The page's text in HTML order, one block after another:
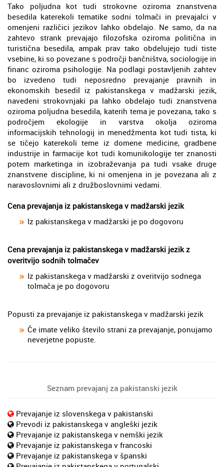
Tako poljudna kot tudi strokovne oziroma znanstvena
besedila katerekoli tematike sodni tolmači in prevajalci v
omenjeni različici jezikov lahko obdelajo. Ne samo, da na
zahtevo strank prevajajo filozofska oziroma politična in
turistična besedila, ampak prav tako obdelujejo tudi tiste
vsebine, ki so povezane s področji bančništva, sociologije in
financ oziroma psihologije. Na podlagi postavljenih zahtev
bo izvedeno tudi neposredno prevajanje pravnih in
ekonomskih besedil iz pakistanskega v madžarski jezik,
navedeni strokovnjaki pa lahko obdelajo tudi znanstvena
oziroma poljudna besedila, katerih tema je povezana, tako s
področjem ekologije in varstva okolja oziroma
informacijskih tehnologij in menedžmenta kot tudi tista, ki
se tičejo katerekoli teme iz domene medicine, gradbene
industrije in farmacije kot tudi komunikologije ter znanosti
potem marketinga in izobraževanja pa tudi vsake druge
znanstvene discipline, ki ni omenjena in je povezana ali z
naravoslovnimi ali z družboslovnimi vedami.
Cena prevajanja iz pakistanskega v madžarski jezik
Iz pakistanskega v madžarski je po dogovoru
Cena prevajanja iz pakistanskega v madžarski jezik z
overitvijo sodnih tolmačev
Iz pakistanskega v madžarski z overitvijo sodnega
tolmača je po dogovoru
Popusti za prevajanje iz pakistanskega v madžarski jezik
Če imate veliko število strani za prevajanje, ponujamo
neverjetne popuste.
Seznam prevajanj za pakistanski jezik
Prevajanje iz slovenskega v pakistanski
Prevodi iz pakistanskega v angleški jezik
Prevajanje iz pakistanskega v nemški jezik
Prevajanje iz pakistanskega v francoski
Prevajanje iz pakistanskega v španski